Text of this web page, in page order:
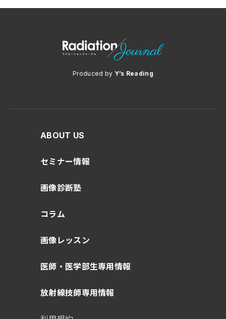
Produced by Y’s Reading
ABOUT US
セミナー情報
画像診断塾
コラム
画像レッスン
医師・医学部生専用情報
放射線技師専用情報